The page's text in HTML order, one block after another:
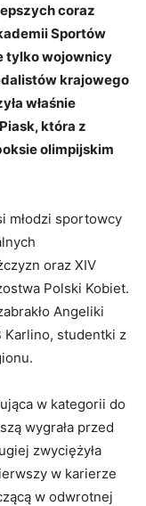
coraz
Sportów
tylko wojownicy
krajowego
właśnie
która z
olimpijskim
młodzi sportowcy
oraz XIV
Polski Kobiet.
Angeliki
Karlino, studentki z
w kategorii do
wygrała przed
zwyciężyła
w karierze
w odwrotnej